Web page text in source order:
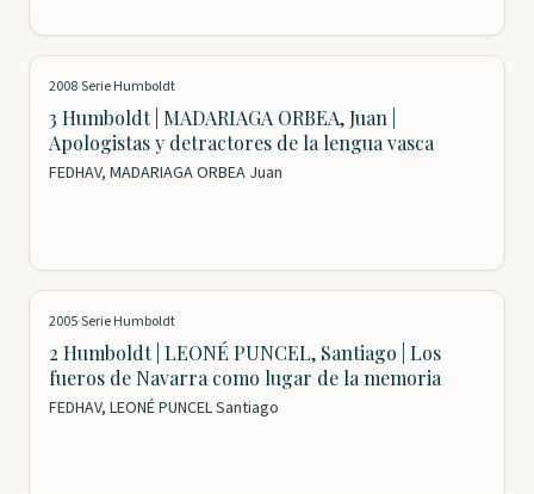
2008·Serie Humboldt
3 Humboldt | MADARIAGA ORBEA, Juan |
Apologistas y detractores de la lengua vasca
FEDHAV, MADARIAGA ORBEA Juan
2005·Serie Humboldt
2 Humboldt | LEONÉ PUNCEL, Santiago | Los
fueros de Navarra como lugar de la memoria
FEDHAV, LEONÉ PUNCEL Santiago